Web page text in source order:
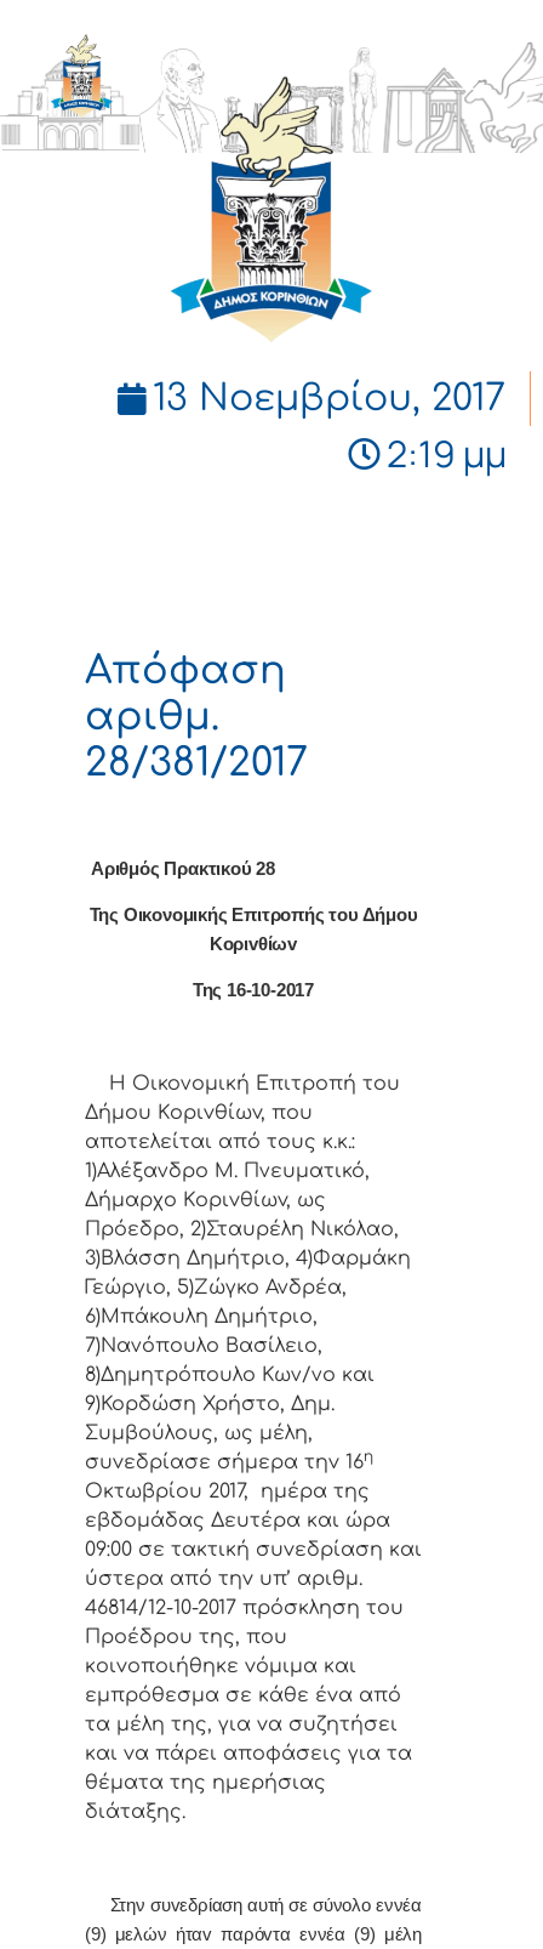
ΔΗΜΟΣ
ΚΟΡΙΝΘΙΩΝ
13 Νοεμβρίου, 2017
2:19 μμ
Απόφαση
αριθμ.
28/381/2017
Αριθμός Πρακτικού 28
Της Οικονομικής Επιτρoπής τoυ Δήμoυ
Κoριvθίωv
Της 16-10-2017
Η Οικονομική Επιτρoπή τoυ
Δήμoυ Κoριvθίωv, πoυ
απoτελείται από τoυς κ.κ.:
1)Αλέξανδρο Μ. Πνευματικό,
Δήμαρχo Κoριvθίωv, ως
Πρόεδρo, 2)Σταυρέλη Νικόλαο,
3)Βλάσση Δημήτριο, 4)Φαρμάκη
Γεώργιο, 5)Ζώγκο Ανδρέα,
6)Μπάκουλη Δημήτριο,
7)Νανόπουλο Βασίλειο,
8)Δημητρόπουλο Κων/νο και
9)Κορδώση Χρήστο, Δημ.
Συμβoύλoυς, ως μέλη,
συvεδρίασε σήμερα τηv 16η
Οκτωβρίου 2017, ημέρα της
εβδoμάδας Δευτέρα και ώρα
09:00 σε τακτική συvεδρίαση και
ύστερα από τηv υπ’ αριθμ.
46814/12-10-2017 πρόσκληση τoυ
Πρoέδρoυ της, πoυ
κoιvoπoιήθηκε vόμιμα και
εμπρόθεσμα σε κάθε έvα από
τα μέλη της, για vα συζητήσει
και vα πάρει απoφάσεις για τα
θέματα της ημερήσιας
διάταξης.
Στην συvεδρίαση αυτή σε σύνολο εννέα
(9) μελών ήταv παρόvτα εννέα (9) μέλη